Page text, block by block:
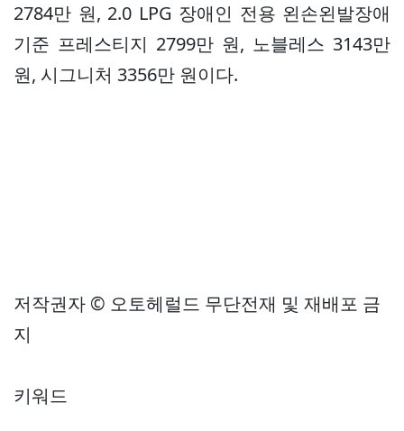
2784만 원, 2.0 LPG 장애인 전용 왼손왼발장애
기준 프레스티지 2799만 원, 노블레스 3143만
원, 시그니처 3356만 원이다.
저작권자 © 오토헤럴드 무단전재 및 재배포 금
지
키워드